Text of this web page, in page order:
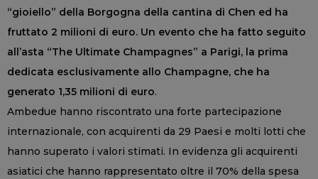
“gioiello” della Borgogna della cantina di Chen ed ha
fruttato 2 milioni di euro. Un evento che ha fatto seguito
all’asta “The Ultimate Champagnes” a Parigi, la prima
dedicata esclusivamente allo Champagne, che ha
generato 1,35 milioni di euro.
Ambedue hanno riscontrato una forte partecipazione
internazionale, con acquirenti da 29 Paesi e molti lotti che
hanno superato i valori stimati. In evidenza gli acquirenti
asiatici che hanno rappresentato oltre il 70% della spesa